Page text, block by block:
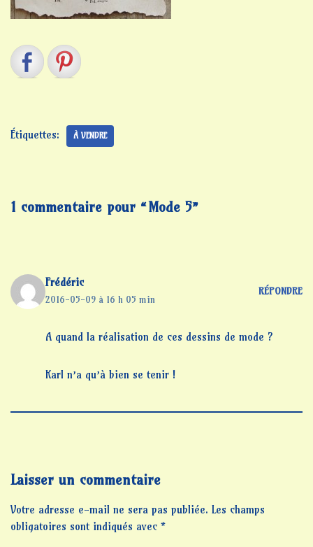
Étiquettes: À VENDRE
1 commentaire pour “Mode 5”
Frédéric
2016-05-09 à 16 h 05 min
RÉPONDRE
A quand la réalisation de ces dessins de mode ?
Karl n’a qu’à bien se tenir !
Laisser un commentaire
Votre adresse e-mail ne sera pas publiée. Les champs
obligatoires sont indiqués avec *